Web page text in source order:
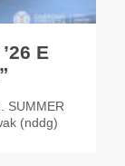
E
SUMMER
(nddg)